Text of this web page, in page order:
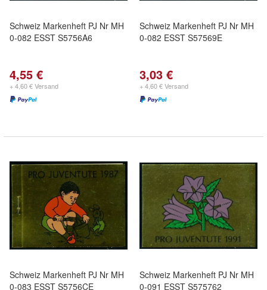
Schweiz Markenheft PJ Nr MH
0-082 ESST S5756A6
4,55 €
+ 4,60 € Versand
Schweiz Markenheft PJ Nr MH
0-082 ESST S57569E
3,03 €
+ 4,60 € Versand
Schweiz Markenheft PJ Nr MH
0-083 ESST S5756CE
Schweiz Markenheft PJ Nr MH
0-091 ESST S575762